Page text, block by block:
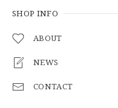
SHOP INFO
ABOUT
NEWS
CONTACT